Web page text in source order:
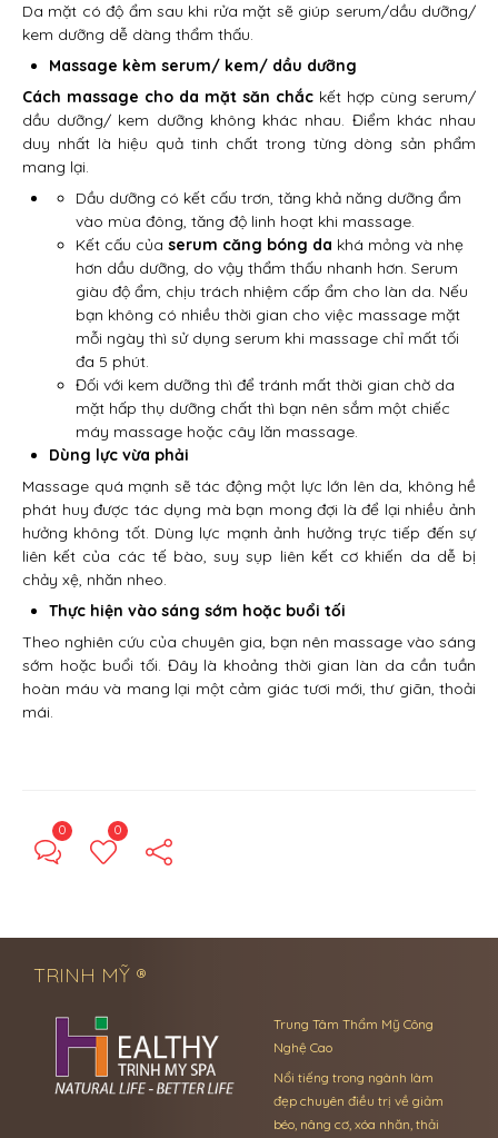
Da mặt có độ ẩm sau khi rửa mặt sẽ giúp serum/dầu dưỡng/
kem dưỡng dễ dàng thẩm thấu.
Massage kèm serum/ kem/ dầu dưỡng
Cách massage cho da mặt săn chắc kết hợp cùng serum/
dầu dưỡng/ kem dưỡng không khác nhau. Điểm khác nhau
duy nhất là hiệu quả tinh chất trong từng dòng sản phẩm
mang lại.
Dầu dưỡng có kết cấu trơn, tăng khả năng dưỡng ẩm
vào mùa đông, tăng độ linh hoạt khi massage.
Kết cấu của serum căng bóng da khá mỏng và nhẹ
hơn dầu dưỡng, do vậy thẩm thấu nhanh hơn. Serum
giàu độ ẩm, chịu trách nhiệm cấp ẩm cho làn da. Nếu
bạn không có nhiều thời gian cho việc massage mặt
mỗi ngày thì sử dụng serum khi massage chỉ mất tối
đa 5 phút.
Đối với kem dưỡng thì để tránh mất thời gian chờ da
mặt hấp thụ dưỡng chất thì bạn nên sắm một chiếc
máy massage hoặc cây lăn massage.
Dùng lực vừa phải
Massage quá mạnh sẽ tác động một lực lớn lên da, không hề
phát huy được tác dụng mà bạn mong đợi là để lại nhiều ảnh
hưởng không tốt. Dùng lực mạnh ảnh hưởng trực tiếp đến sự
liên kết của các tế bào, suy sụp liên kết cơ khiến da dễ bị
chảy xệ, nhăn nheo.
Thực hiện vào sáng sớm hoặc buổi tối
Theo nghiên cứu của chuyên gia, bạn nên massage vào sáng
sớm hoặc buổi tối. Đây là khoảng thời gian làn da cần tuần
hoàn máu và mang lại một cảm giác tươi mới, thư giãn, thoải
mái.
0 0
TRINH MỸ ®
Trung Tâm Thẩm Mỹ Công
Nghệ Cao
Nổi tiếng trong ngành làm
đẹp chuyên điều trị về giảm
béo, nâng cơ, xóa nhăn, thải